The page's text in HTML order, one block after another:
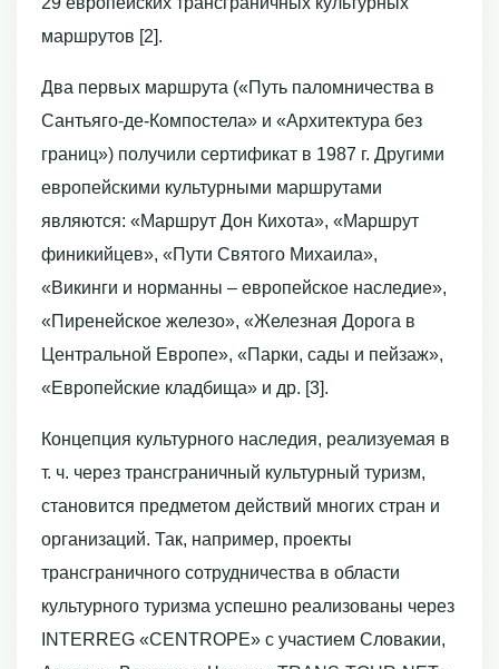
маршрутов [2].
Два первых маршрута («Путь паломничества в
Сантьяго-де-Компостела» и «Архитектура без
границ») получили сертификат в 1987 г. Другими
европейскими культурными маршрутами
являются: «Маршрут Дон Кихота», «Маршрут
финикийцев», «Пути Святого Михаила»,
«Викинги и норманны – европейское наследие»,
«Пиренейское железо», «Железная Дорога в
Центральной Европе», «Парки, сады и пейзаж»,
«Европейские кладбища» и др. [3].
Концепция культурного наследия, реализуемая в
т. ч. через трансграничный культурный туризм,
становится предметом действий многих стран и
организаций. Так, например, проекты
трансграничного сотрудничества в области
культурного туризма успешно реализованы через
INTERREG «CENTROPE» с участием Словакии,